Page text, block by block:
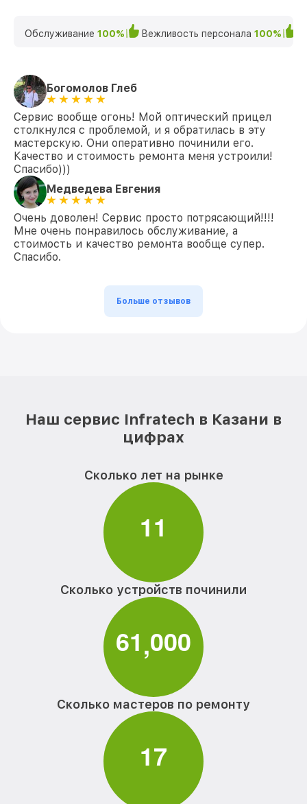
Обслуживание 100% Вежливость персонала 100%
Богомолов Глеб
Сервис вообще огонь! Мой оптический прицел
столкнулся с проблемой, и я обратилась в эту
мастерскую. Они оперативно починили его.
Качество и стоимость ремонта меня устроили!
Спасибо)))
Медведева Евгения
Очень доволен! Сервис просто потрясающий!!!!
Мне очень понравилось обслуживание, а
стоимость и качество ремонта вообще супер.
Спасибо.
Больше отзывов
Наш сервис Infratech в Казани в
цифрах
Сколько лет на рынке
11
Сколько устройств починили
61,000
Сколько мастеров по ремонту
17